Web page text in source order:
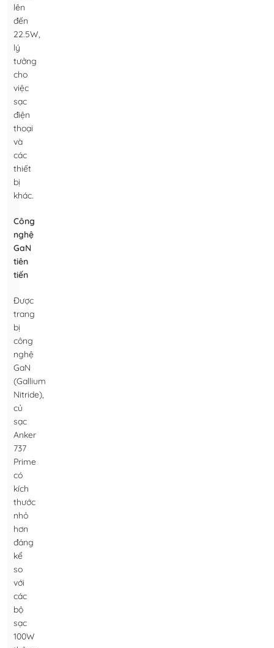
lên
đến
22.5W,
lý
tưởng
cho
việc
sạc
điện
thoại
và
các
thiết
bị
khác.
Công
nghệ
GaN
tiên
tiến
Được
trang
bị
công
nghệ
GaN
(Gallium
Nitride),
củ
sạc
Anker
737
Prime
có
kích
thước
nhỏ
hơn
đáng
kể
so
với
các
bộ
sạc
100W